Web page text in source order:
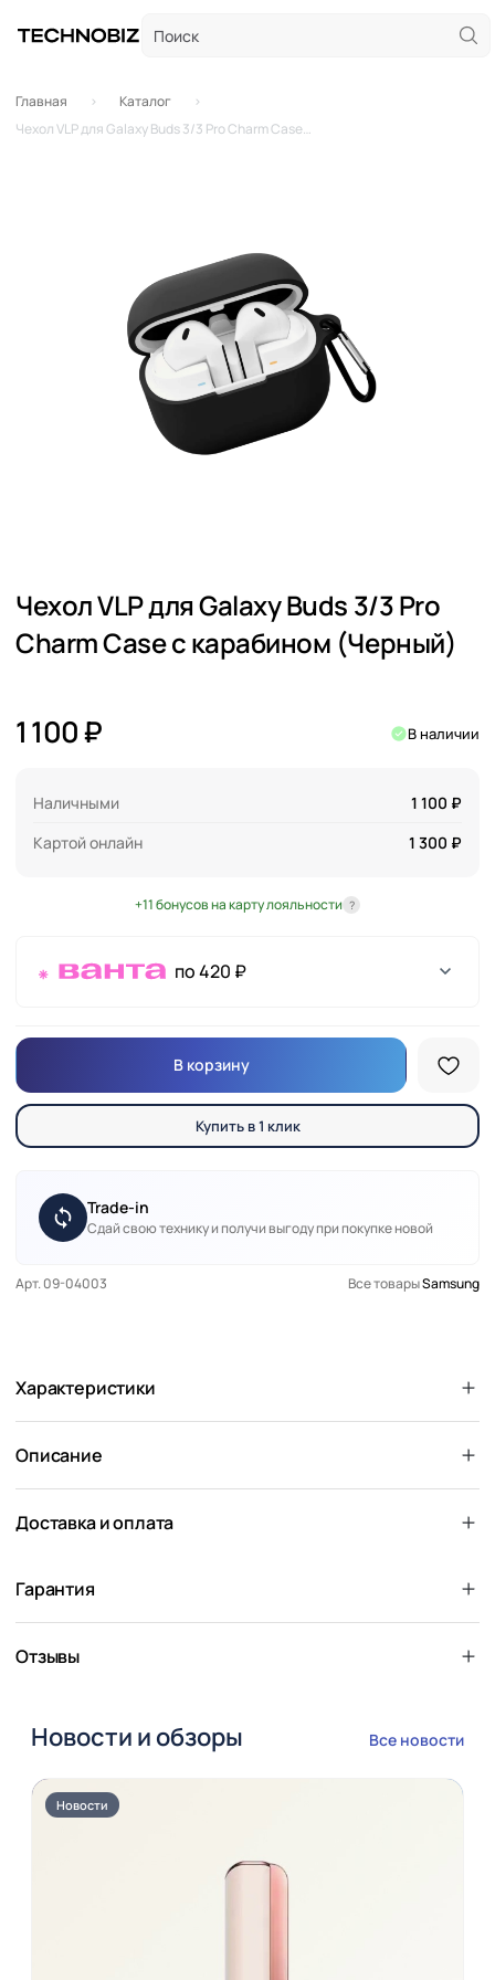
Главная
Каталог
Чехол VLP для Galaxy Buds 3/3 Pro Charm Case c карабином (Черный)
Чехол VLP для Galaxy Buds 3/3 Pro
Charm Case c карабином (Черный)
1 100 ₽ В наличии
Наличными
1 100 ₽
Картой онлайн
1 300 ₽
+11 бонусов на карту лояльности ?
по 420 ₽
В корзину
Купить в 1 клик
Trade-in
Сдай свою технику и получи выгоду при покупке новой
Арт. 09-04003 Все товарыSamsung
Характеристики
Описание
Доставка и оплата
Гарантия
Отзывы
Новости и обзоры Все новости
Новости